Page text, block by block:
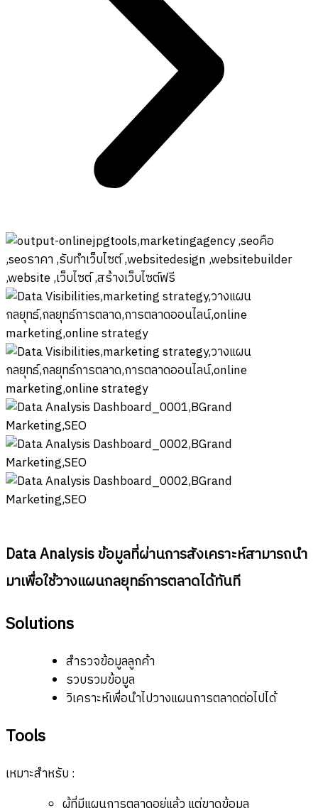
Data Analysis ข้อมูลที่ผ่านการสังเคราะห์สามารถนำ
มาเพื่อใช้วางแผนกลยุทธ์การตลาดได้ทันที
Solutions
สำรวจข้อมูลลูกค้า
รวบรวมข้อมูล
วิเคราะห์เพื่อนำไปวางแผนการตลาดต่อไปได้
Tools
เหมาะสำหรับ :